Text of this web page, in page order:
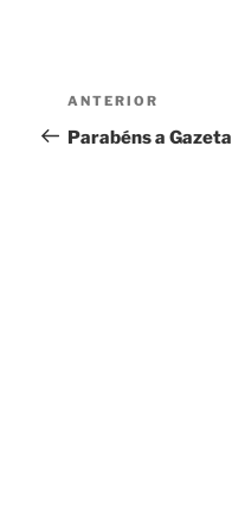
Navegação
de
Post
anterior
ANTERIOR
Parabéns a Gazeta